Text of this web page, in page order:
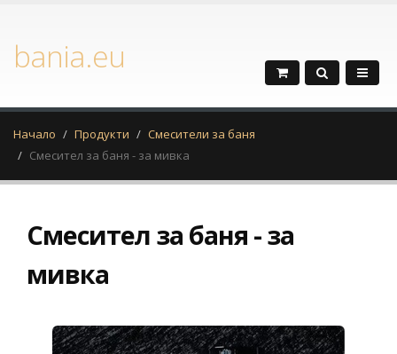
bania.eu
Начало Продукти
Смесители за баня
Смесител за баня - за мивка
Смесител за баня - за
мивка